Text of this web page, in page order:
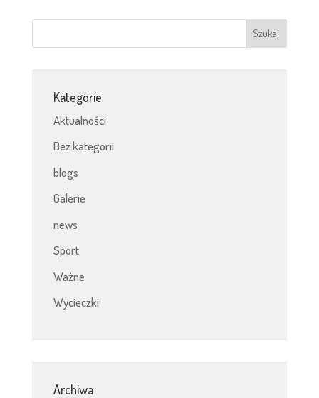
Kategorie
Aktualności
Bez kategorii
blogs
Galerie
news
Sport
Ważne
Wycieczki
Archiwa